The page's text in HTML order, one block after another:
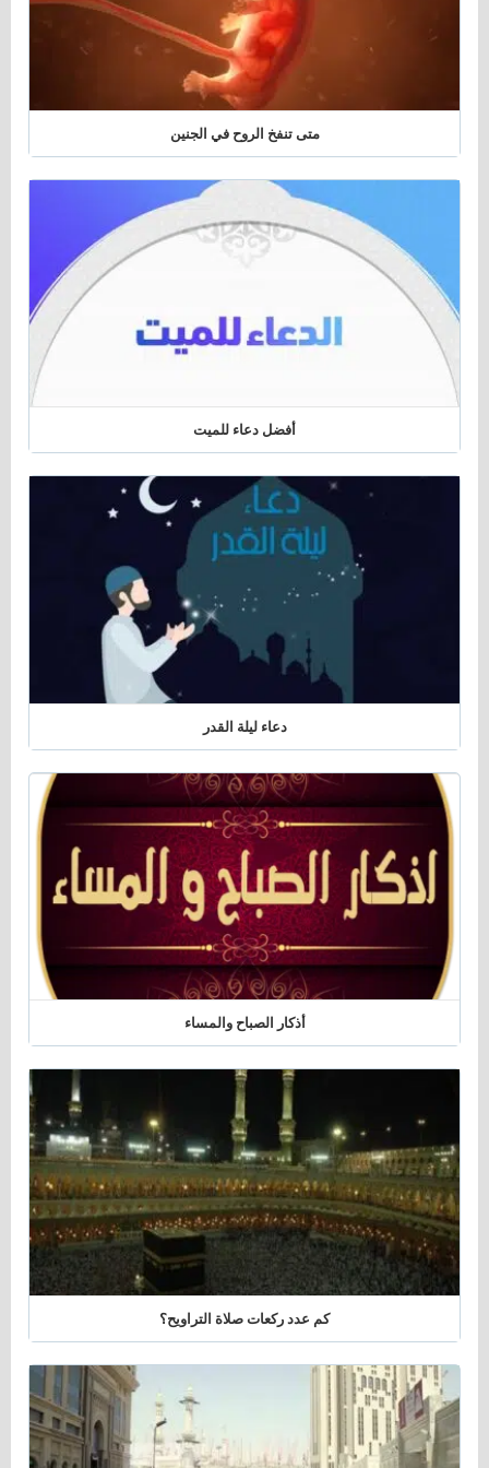
متى تنفخ الروح في الجنين
أفضل دعاء للميت
دعاء ليلة القدر
أذكار الصباح والمساء
كم عدد ركعات صلاة التراويح؟